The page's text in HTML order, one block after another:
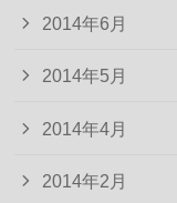
2014年6月
2014年5月
2014年4月
2014年2月